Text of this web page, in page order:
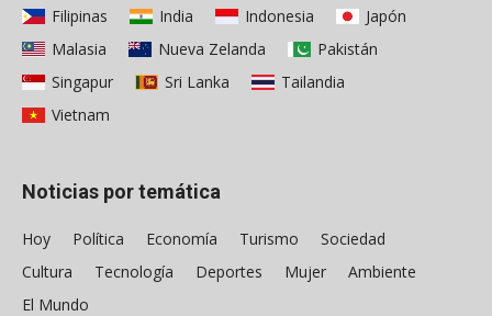
Filipinas
India Indonesia
Japón
Malasia
Nueva Zelanda
Pakistán
Singapur
Sri Lanka
Tailandia
Vietnam
Noticias por temática
Hoy Política Economía Turismo
Sociedad
Cultura
Tecnología Deportes Mujer
Ambiente
El Mundo